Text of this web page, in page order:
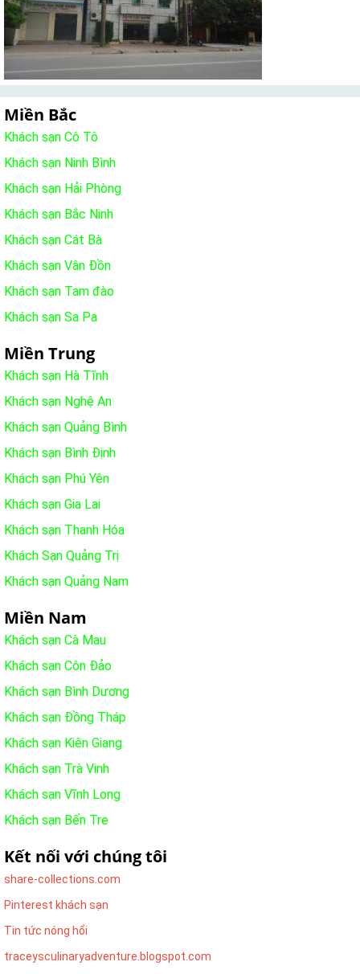
Miền Bắc
Khách sạn Cô Tô
Khách sạn Ninh Bình
Khách sạn Hải Phòng
Khách sạn Bắc Ninh
Khách sạn Cát Bà
Khách sạn Vân Đồn
Khách sạn Tam đào
Khách sạn Sa Pa
Miền Trung
Khách sạn Hà Tĩnh
Khách sạn Nghệ An
Khách sạn Quảng Bình
Khách sạn Bình Định
Khách sạn Phú Yên
Khách sạn Gia Lai
Khách sạn Thanh Hóa
Khách Sạn Quảng Trị
Khách sạn Quảng Nam
Miền Nam
Khách sạn Cà Mau
Khách sạn Côn Đảo
Khách sạn Bình Dương
Khách sạn Đồng Tháp
Khách sạn Kiên Giang
Khách sạn Trà Vinh
Khách sạn Vĩnh Long
Khách sạn Bến Tre
Kết nối với chúng tôi
share-collections.com
Pinterest khách sạn
Tin tức nóng hổi
traceysculinaryadventure.blogspot.com